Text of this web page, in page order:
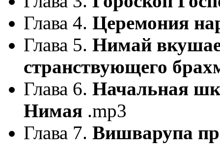
Глава 4. Церемония
Глава 5. Нимай
странствующего
Глава 6. Начальная
Нимая .mp3
Глава 7. Вишварупа